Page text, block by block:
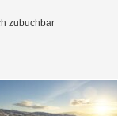
zubuchbar